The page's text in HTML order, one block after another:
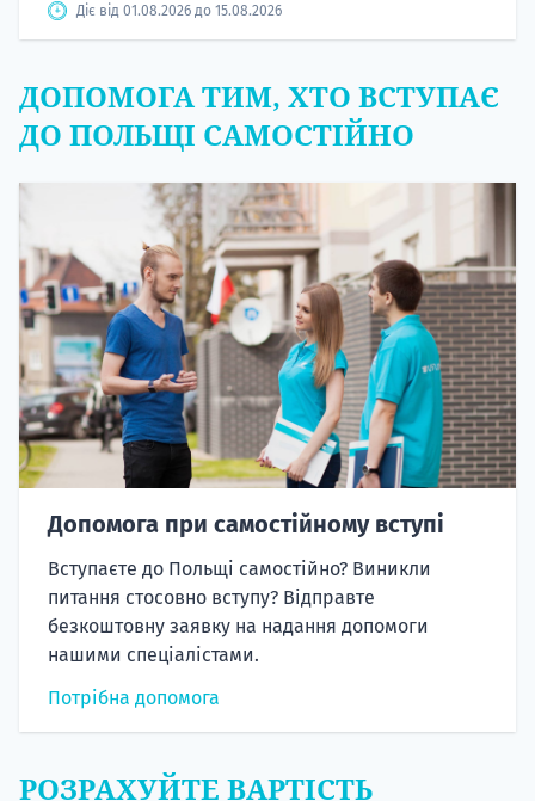
Діє від 01.08.2026 до 15.08.2026
ДОПОМОГА ТИМ, ХТО ВСТУПАЄ
ДО ПОЛЬЩІ САМОСТІЙНО
Допомога при самостійному вступі
Вступаєте до Польщі самостійно? Виникли
питання стосовно вступу? Відправте
безкоштовну заявку на надання допомоги
нашими спеціалістами.
Потрібна допомога
РОЗРАХУЙТЕ ВАРТІСТЬ